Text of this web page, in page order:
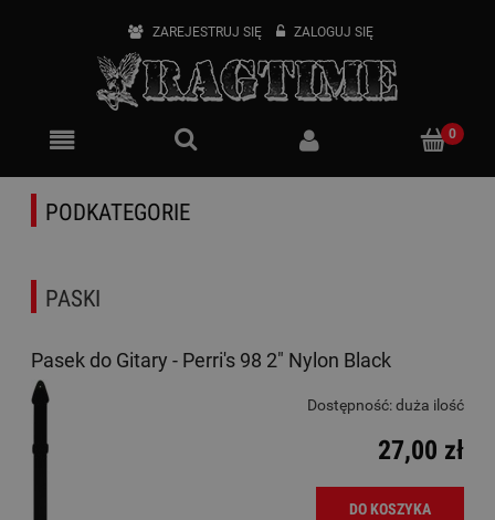
ZAREJESTRUJ SIĘ ZALOGUJ SIĘ
PODKATEGORIE
PASKI
Pasek do Gitary - Perri's 98 2" Nylon Black
Dostępność:duża ilość
27,00 zł
DO KOSZYKA